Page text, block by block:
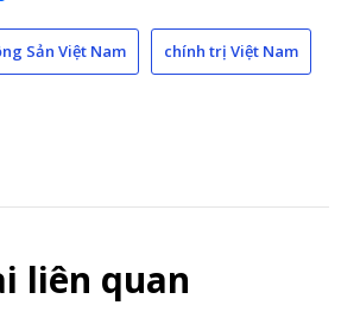
Sản Việt Nam chính trị Việt Nam
liên quan